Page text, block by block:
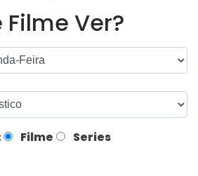
Filme Ver?
Filme Series